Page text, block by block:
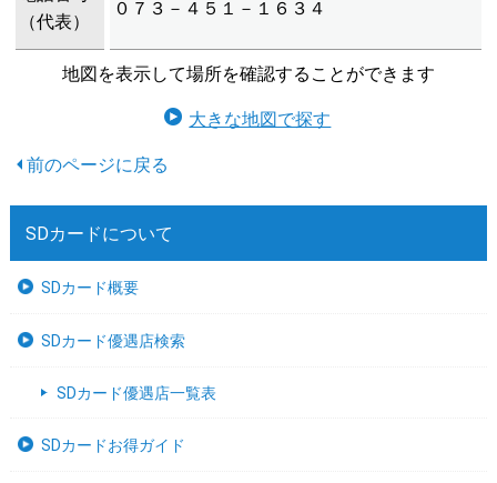
（代表）
０７３－４５１－１６３４
地図を表示して場所を確認することができます
大きな地図で探す
SDカードについて
SDカード概要
SDカード優遇店検索
SDカード優遇店一覧表
SDカードお得ガイド